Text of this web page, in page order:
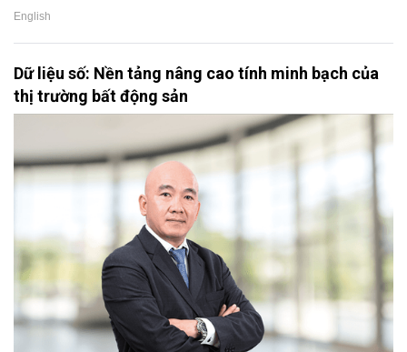
English
Dữ liệu số: Nền tảng nâng cao tính minh bạch của
thị trường bất động sản